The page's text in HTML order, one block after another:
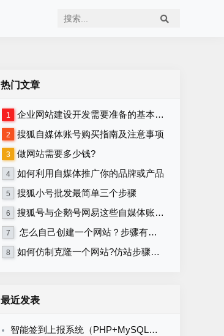
热门文章
1 企业网站建设开发需要准备的基本资料
2 搜狐自媒体账号购买指南及注意事项
3 做网站需要多少钱?
4 如何利用自媒体推广你的品牌或产品
5 搜狐小号批发最简单三个步骤
6 搜狐号与企鹅号网易这些自媒体账号在哪里购买？
7 怎么自己创建一个网站？步骤有哪些？
8 如何仿制克隆一个网站?仿站步骤详细教程
最近发表
智能签到上报系统（PHP+MySQL）食堂/企业/学校多场景通用